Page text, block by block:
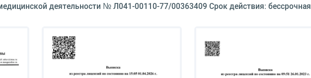
деятельности № Л041-00110-77/00363409 Срок действия: бессрочная